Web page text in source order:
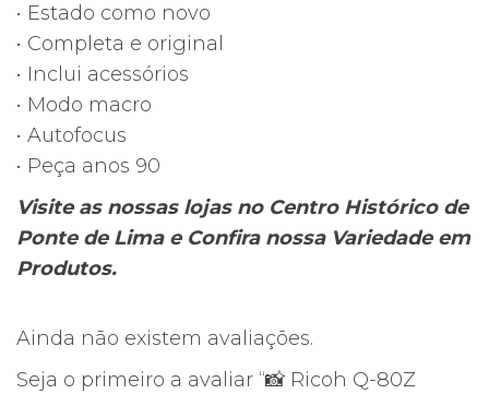
• Estado como novo
• Completa e original
• Inclui acessórios
• Modo macro
• Autofocus
• Peça anos 90
Visite as nossas lojas no Centro Histórico de
Ponte de Lima e Confira nossa Variedade em
Produtos.
Ainda não existem avaliações.
Seja o primeiro a avaliar “📸 Ricoh Q-80Z